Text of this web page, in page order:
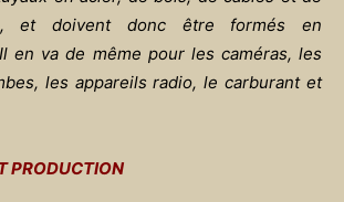
et doivent donc être formés en
en va de même pour les caméras, les
les appareils radio, le carburant et
PRODUCTION